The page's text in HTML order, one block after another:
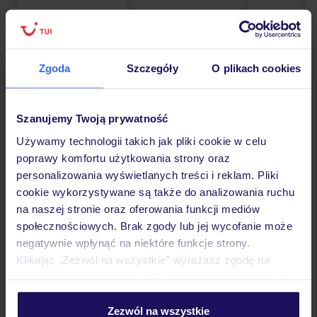
Zgoda Szczegóły O plikach cookies
Szanujemy Twoją prywatność
Używamy technologii takich jak pliki cookie w celu
poprawy komfortu użytkowania strony oraz
personalizowania wyświetlanych treści i reklam. Pliki
cookie wykorzystywane są także do analizowania ruchu
na naszej stronie oraz oferowania funkcji mediów
społecznościowych. Brak zgody lub jej wycofanie może
negatywnie wpłynąć na niektóre funkcje strony.
Klikając „Zezwól na wszystkie” wyrażasz zgodę na
personalizować swój wybór wchodząc w zakładkę
Zezwól na wszystkie
Hotel
Opinie
Pokoje
Wyżywienie
Atrakcje